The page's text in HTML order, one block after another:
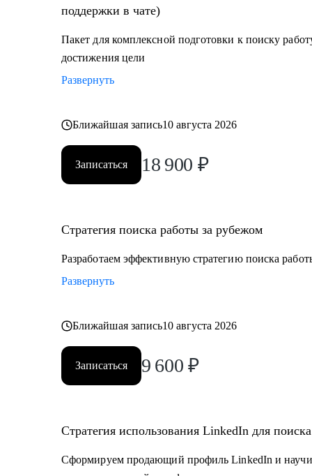
поддержки в чате)
Пакет для комплексной подготовки к поиску
достижения цели
Развернуть
Ближайшая запись10 августа 2026
Записаться 18 900 ₽
Стратегия поиска работы за рубежом
Разработаем эффективную стратегию поиска
Развернуть
Ближайшая запись10 августа 2026
Записаться 9 600 ₽
Стратегия использования LinkedIn для
Сформируем продающий профиль LinkedIn и